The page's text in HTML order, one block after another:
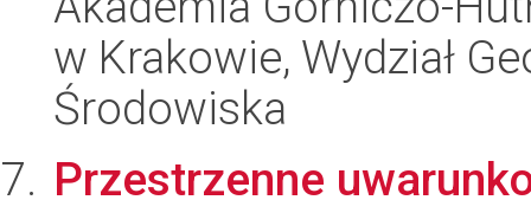
w Krakowie, Wydział
Środowiska
Przestrzenne